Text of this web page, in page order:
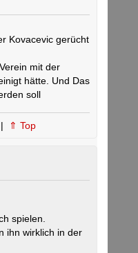
Kovacevic gerücht
mit der
hätte. Und Das
soll
| ⇑ Top
spielen.
ihn wirklich in der